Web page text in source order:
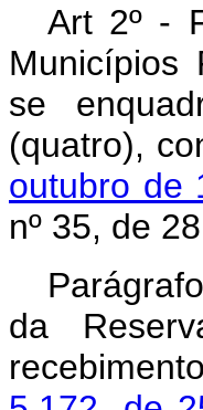
Art 2º -
Municípios
se
(quatro),
outubro de
nº 35, de
da